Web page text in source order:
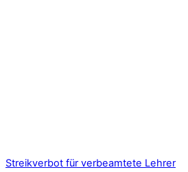
Streikverbot für verbeamtete Lehrer